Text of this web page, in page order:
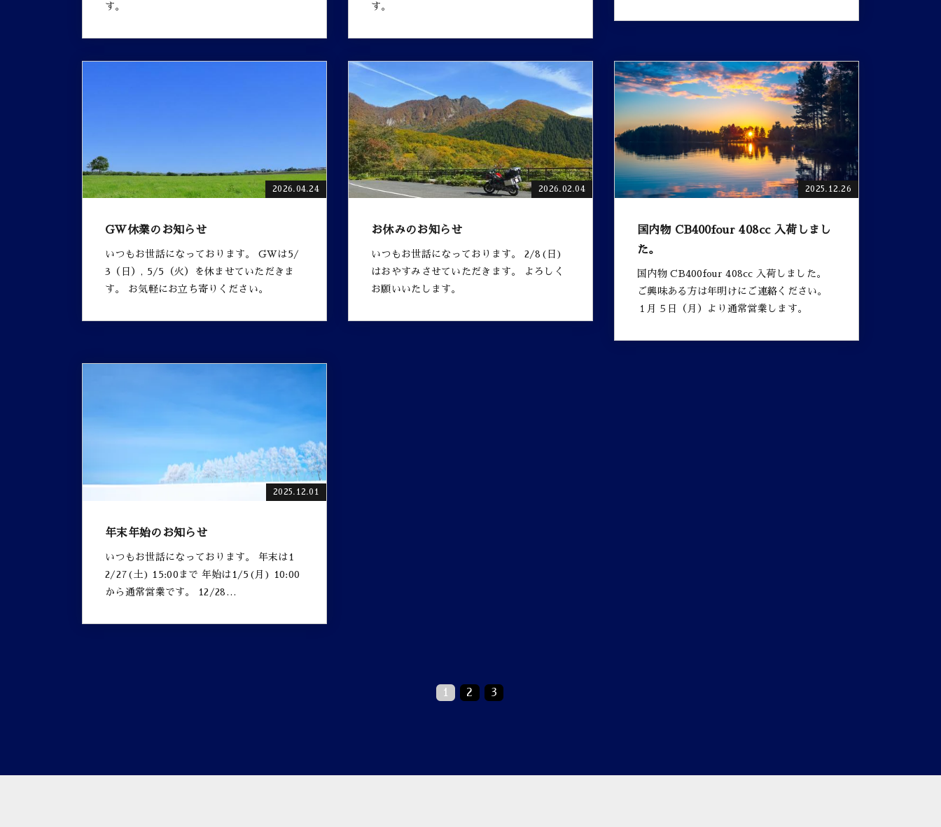
す。
す。
2026.04.24
GW休業のお知らせ
いつもお世話になっております。 GWは5/
3（日）, 5/5（火）を休ませていただきま
す。 お気軽にお立ち寄りください。
2026.02.04
お休みのお知らせ
いつもお世話になっております。 2/8(日)
はおやすみさせていただきます。 よろしく
お願いいたします。
2025.12.26
国内物 CB400four 408cc 入荷しまし
た。
国内物 CB400four 408cc 入荷しました。
ご興味ある方は年明けにご連絡ください。
１月５日（月）より通常営業します。
2025.12.01
年末年始のお知らせ
いつもお世話になっております。 年末は1
2/27(土) 15:00まで 年始は1/5(月) 10:00
から通常営業です。 12/28…
1 2 3